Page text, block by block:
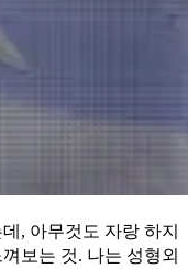
, 아무것도 자랑 하지
보는 것. 나는 성형외